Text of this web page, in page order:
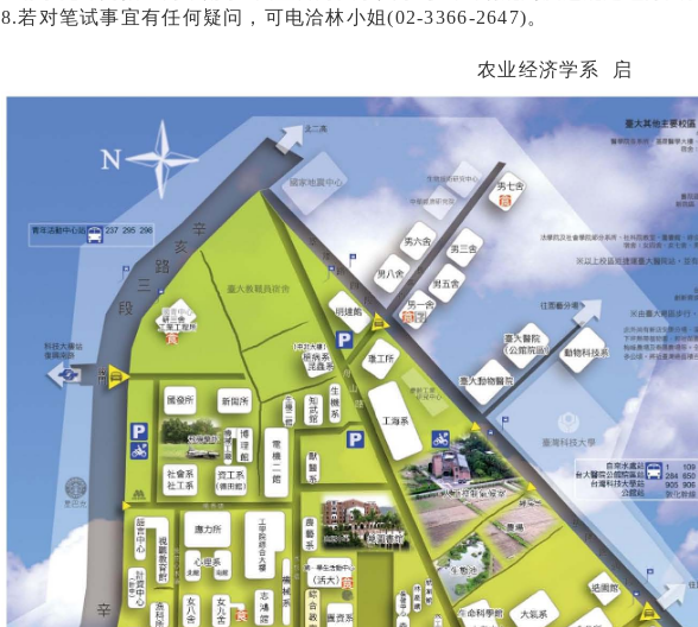
8.若对笔试事宜有任何疑问，可电洽林小姐(02-3366-2647)。
农业经济学系 启